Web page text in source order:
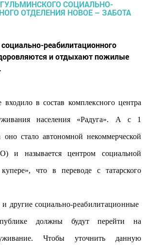
реабилитационного
и отдыхают пожилые
в состав комплексного центра
населения «Радуга». А с 1
оно стало автономной некоммерческой
и называется центром социальной
что в переводе с татарского
другие социально-реабилитационные
должны будут перейти на
Чтобы уточнить данную